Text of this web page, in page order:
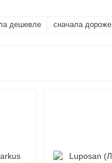
дешевле сначала дороже